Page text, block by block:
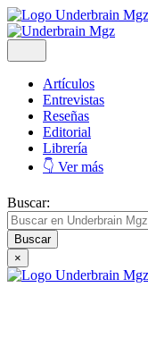
Artículos
Entrevistas
Reseñas
Editorial
Librería
👇 Ver más
Buscar:
×